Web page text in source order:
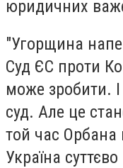
юридичних
"Угорщина
Суд ЄС проти
може зробити.
суд. Але це
той час Орбана
Україна